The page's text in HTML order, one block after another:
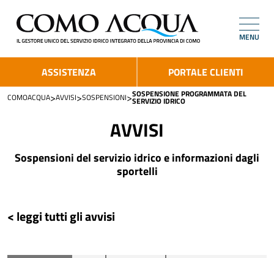
MENU
ASSISTENZA PORTALE CLIENTI
COMOACQUA>AVVISI>SOSPENSIONI>SOSPENSIONE PROGRAMMATA DEL
SERVIZIO IDRICO
AVVISI
Sospensioni del servizio idrico e informazioni dagli
sportelli
< leggi tutti gli avvisi